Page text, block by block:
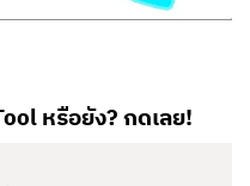
หรือยัง? กดเลย!